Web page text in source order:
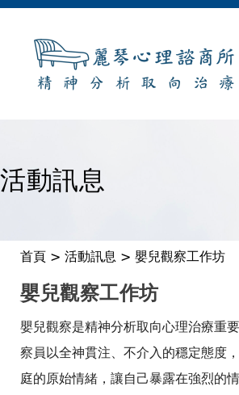
Jump to
活動訊息
您
在
這
裡
首頁 > 活動訊息 > 嬰兒觀察工作坊
嬰兒觀察工作坊
嬰兒觀察是精神分析取向心理治療重
察員以全神貫注、不介入的穩定態度
庭的原始情緒，讓自己暴露在強烈的